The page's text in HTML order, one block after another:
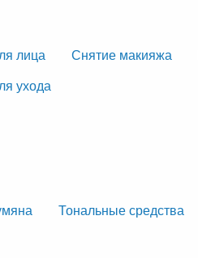
лица Снятие макияжа
ухода
Тональные средства